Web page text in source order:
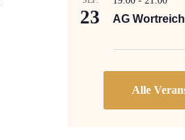
23 AG Wortreich